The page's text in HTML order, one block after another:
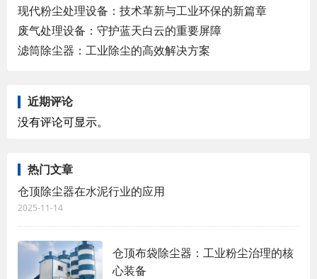
现代粉尘处理设备：技术革新与工业环保的新篇章
废气处理设备：守护蓝天白云的重要屏障
滤筒除尘器：工业除尘的高效解决方案
近期评论
没有评论可显示。
热门文章
仓顶除尘器在水泥行业的应用
2025-11-14
仓顶布袋除尘器：工业粉尘治理的核
心装备